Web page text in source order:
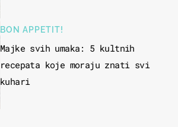
BON APPETIT!
Majke svih umaka: 5 kultnih
recepata koje moraju znati svi
kuhari